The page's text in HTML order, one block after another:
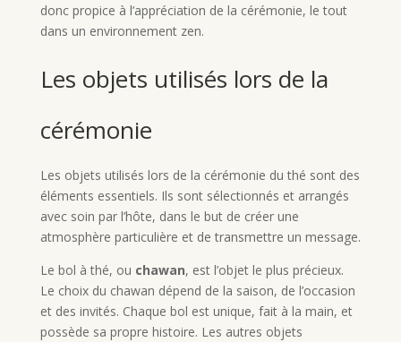
donc propice à l’appréciation de la cérémonie, le tout
dans un environnement zen.
Les objets utilisés lors de la
cérémonie
Les objets utilisés lors de la cérémonie du thé sont des
éléments essentiels. Ils sont sélectionnés et arrangés
avec soin par l’hôte, dans le but de créer une
atmosphère particulière et de transmettre un message.
Le bol à thé, ou chawan, est l’objet le plus précieux.
Le choix du chawan dépend de la saison, de l’occasion
et des invités. Chaque bol est unique, fait à la main, et
possède sa propre histoire. Les autres objets